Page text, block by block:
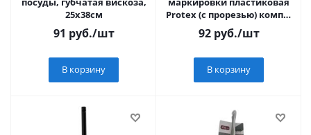
25х38см
91 руб./шт
В корзину
Protex (с прорезью) компл.
10шт
92руб./шт
В корзину